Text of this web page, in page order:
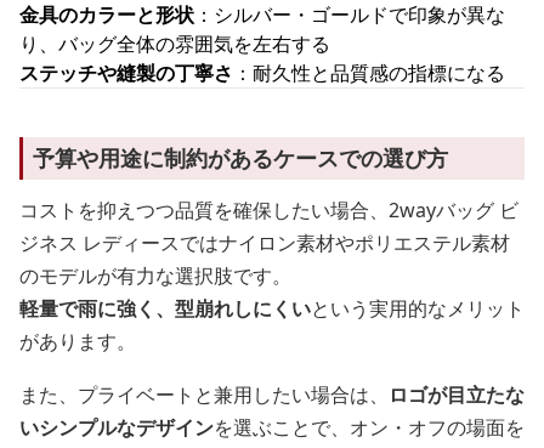
金具のカラーと形状 ：シルバー・ゴールドで印象が異な
り、バッグ全体の雰囲気を左右する
ステッチや縫製の丁寧さ ：耐久性と品質感の指標になる
予算や用途に制約があるケースでの選び方
コストを抑えつつ品質を確保したい場合、2wayバッグ ビ
ジネス レディースではナイロン素材やポリエステル素材
のモデルが有力な選択肢です。
軽量で雨に強く、型崩れしにくいという実用的なメリット
があります。
また、プライベートと兼用したい場合は、
ロゴが目立たな
いシンプルなデザインを選ぶことで、オン・オフの場面を